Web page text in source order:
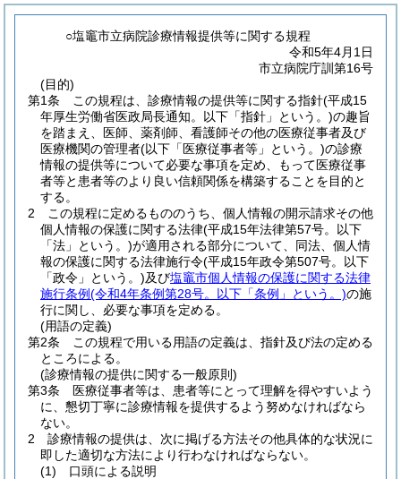
○塩竈市立病院診療情報提供等に関する規程
令和5年4月1日
市立病院庁訓第16号
(目的)
第1条
この規程は、診療情報の提供等に関する指針(平成15
年厚生労働省医政局長通知。以下「指針」という。)の趣旨
を踏まえ、医師、薬剤師、看護師その他の医療従事者及び
医療機関の管理者(以下「医療従事者等」という。)の診療
情報の提供等について必要な事項を定め、もって医療従事
者等と患者等のより良い信頼関係を構築することを目的と
する。
2
この規程に定めるもののうち、個人情報の開示請求その他
個人情報の保護に関する法律(平成15年法律第57号。以下
「法」という。)が適用される部分について、同法、個人情
報の保護に関する法律施行令(平成15年政令第507号。以下
「政令」という。)及び塩竈市個人情報の保護に関する法律
施行条例(令和4年条例第28号。以下「条例」という。)の施
行に関し、必要な事項を定める。
(用語の定義)
第2条
この規程で用いる用語の定義は、指針及び法の定める
ところによる。
(診療情報の提供に関する一般原則)
第3条
医療従事者等は、患者等にとって理解を得やすいよう
に、懇切丁寧に診療情報を提供するよう努めなければなら
ない。
2
診療情報の提供は、次に掲げる方法その他具体的な状況に
即した適切な方法により行わなければならない。
(1)
口頭による説明